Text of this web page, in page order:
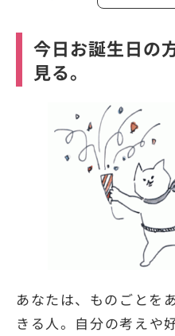
今日お誕生日の
見る。
あなたは、ものごとを
きる人。自分の考えや